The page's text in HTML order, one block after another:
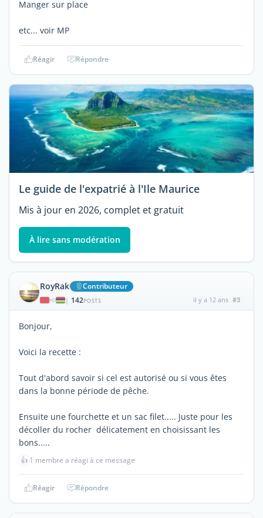
Manger sur place
etc... voir MP
Réagir Répondre
Le guide de l'expatrié à l'Ile Maurice
Mis à jour en 2026, complet et gratuit
À lire sans modération
RoyRak Contributeur
| 142POSTS il y a 12 ans #3
Bonjour,
Voici la recette :
Tout d'abord savoir si cel est autorisé ou si vous êtes
dans la bonne période de pêche.
Ensuite une fourchette et un sac filet..... Juste pour les
décoller du rocher délicatement en choisissant les
bons.....
👍 1 membre a réagi à ce message
Réagir Répondre